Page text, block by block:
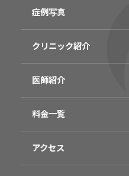
症例写真
クリニック紹介
医師紹介
料金一覧
アクセス